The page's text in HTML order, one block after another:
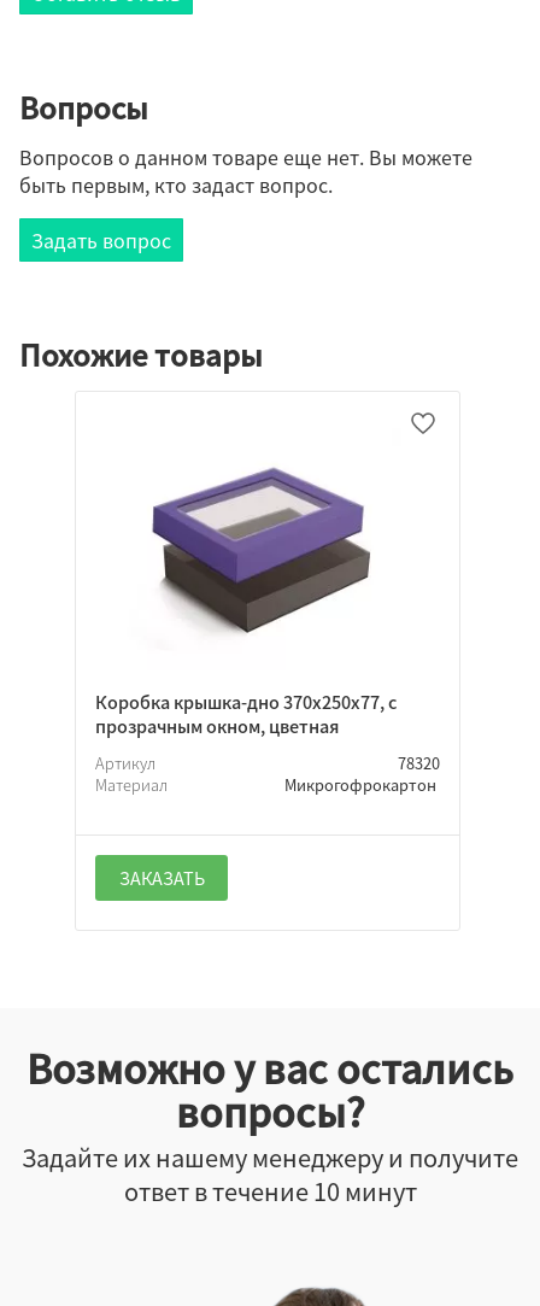
Вопросы
Вопросов о данном товаре еще нет. Вы можете
быть первым, кто задаст вопрос.
Задать вопрос
Похожие товары
Коробка крышка-дно 370х250х77, с
прозрачным окном, цветная
Артикул
78320
Материал
Микрогофрокартон
ЗАКАЗАТЬ
Возможно у вас остались
вопросы?
Задайте их нашему менеджеру и получите
ответ в течение 10 минут